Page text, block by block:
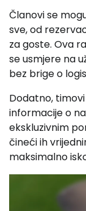
Članovi se
sve, od
za goste. Ova
se usmjere na
bez brige o
Dodatno,
informacije o
ekskluzivnim
čineći ih
maksimalno